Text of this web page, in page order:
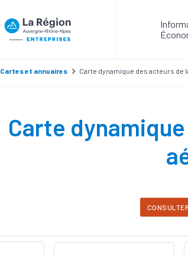
Cartes et annuaires Carte dynamique des acteurs de
Carte